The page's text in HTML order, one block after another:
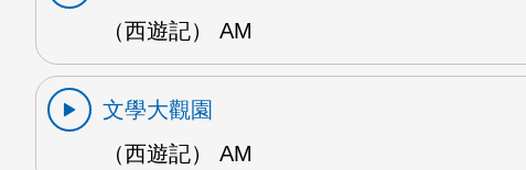
（西遊記） AM
文學大觀園
（西遊記） AM